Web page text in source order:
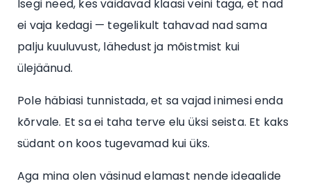
Isegi need, kes väidavad klaasi veini taga, et nad
ei vaja kedagi — tegelikult tahavad nad sama
palju kuuluvust, lähedust ja mõistmist kui
ülejäänud.
Pole häbiasi tunnistada, et sa vajad inimesi enda
kõrvale. Et sa ei taha terve elu üksi seista. Et kaks
südant on koos tugevamad kui üks.
Aga mina olen väsinud elamast nende ideaalide